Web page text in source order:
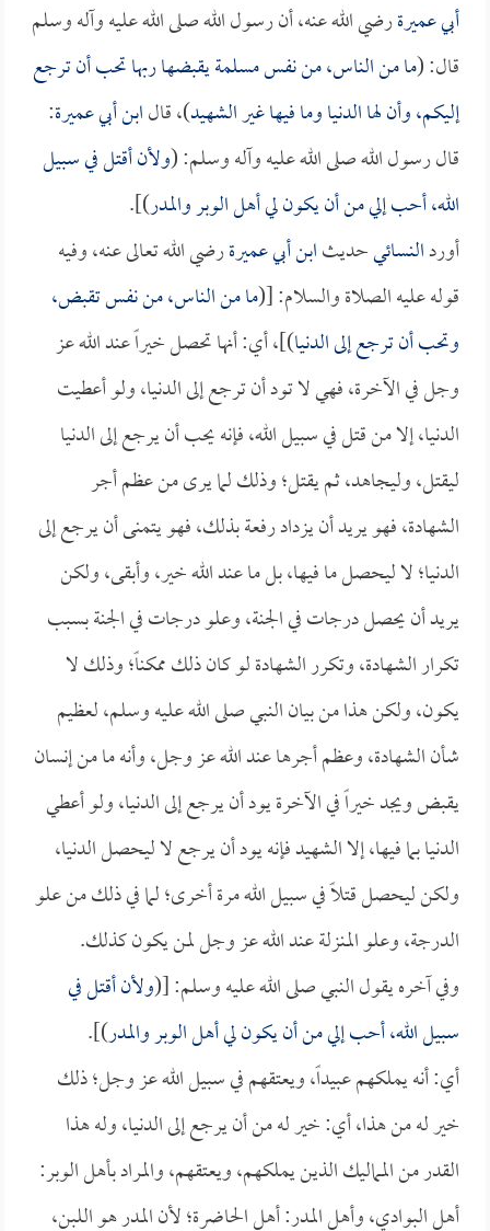
أبي عميرةرضي الله عنه، أن رسول الله صلى الله عليه وآله وسلم
قال: (ما من الناس، من نفس مسلمة يقبضها ربها تحب أن ترجع
إليكم، وأن لها الدنيا وما فيها غير الشهيد)، قالابن أبي عميرة:
قال رسول الله صلى الله عليه وآله وسلم: (ولأن أقتل في سبيل
الله، أحب إلي من أن يكون لي أهل الوبر والمدر)].
أوردالنسائيحديثابن أبي عميرةرضي الله تعالى عنه، وفيه
قوله عليه الصلاة والسلام: [(ما من الناس، من نفس تقبض،
وتحب أن ترجع إلى الدنيا)]، أي: أنها تحصل خيراً عند الله عز
وجل في الآخرة، فهي لا تود أن ترجع إلى الدنيا، ولو أعطيت
الدنيا، إلا من قتل في سبيل الله، فإنه يحب أن يرجع إلى الدنيا
ليقتل، وليجاهد، ثم يقتل؛ وذلك لما يرى من عظم أجر
الشهادة، فهو يريد أن يزداد رفعة بذلك، فهو يتمنى أن يرجع إلى
الدنيا؛ لا ليحصل ما فيها، بل ما عند الله خير، وأبقى، ولكن
يريد أن يحصل درجات في الجنة، وعلو درجات في الجنة بسبب
تكرار الشهادة، وتكرر الشهادة لو كان ذلك ممكناً؛ وذلك لا
يكون، ولكن هذا من بيان النبي صلى الله عليه وسلم، لعظيم
شأن الشهادة، وعظم أجرها عند الله عز وجل، وأنه ما من إنسان
يقبض ويجد خيراً في الآخرة يود أن يرجع إلى الدنيا، ولو أعطي
الدنيا بما فيها، إلا الشهيد فإنه يود أن يرجع لا ليحصل الدنيا،
ولكن ليحصل قتلاً في سبيل الله مرة أخرى؛ لما في ذلك من علو
الدرجة، وعلو المنزلة عند الله عز وجل لمن يكون كذلك.
وفي آخره يقول النبي صلى الله عليه وسلم: [(ولأن أقتل في
سبيل الله، أحب إلي من أن يكون لي أهل الوبر والمدر)].
أي: أنه يملكهم عبيداً، ويعتقهم في سبيل الله عز وجل؛ ذلك
خير له من هذا، أي: خير له من أن يرجع إلى الدنيا، وله هذا
القدر من المماليك الذين يملكهم، ويعتقهم، والمراد بأهل الوبر:
أهل البوادي، وأهل المدر: أهل الحاضرة؛ لأن المدر هو اللبن،